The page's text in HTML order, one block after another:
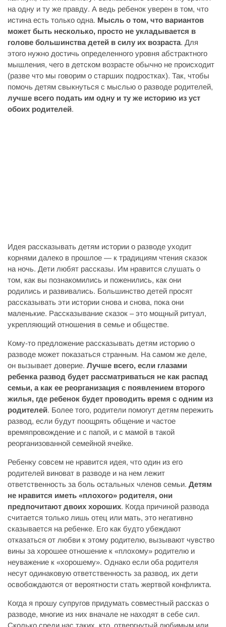
на одну и ту же правду. А ведь ребенок уверен в том, что
истина есть только одна. Мысль о том, что вариантов
может быть несколько, просто не укладывается в
голове большинства детей в силу их возраста. Для
этого нужно достичь определенного уровня абстрактного
мышления, чего в детском возрасте обычно не происходит
(разве что мы говорим о старших подростках). Так, чтобы
помочь детям свыкнуться с мыслью о разводе родителей,
лучше всего подать им одну и ту же историю из уст
обоих родителей.
Идея рассказывать детям истории о разводе уходит
корнями далеко в прошлое — к традициям чтения сказок
на ночь. Дети любят рассказы. Им нравится слушать о
том, как вы познакомились и поженились, как они
родились и развивались. Большинство детей просят
рассказывать эти истории снова и снова, пока они
маленькие. Рассказывание сказок – это мощный ритуал,
укрепляющий отношения в семье и обществе.
Кому-то предложение рассказывать детям историю о
разводе может показаться странным. На самом же деле,
он вызывает доверие. Лучше всего, если глазами
ребенка развод будет рассматриваться не как распад
семьи, а как ее реорганизация с появлением второго
жилья, где ребенок будет проводить время с одним из
родителей. Более того, родители помогут детям пережить
развод, если будут поощрять общение и частое
времяпровождение и с папой, и с мамой в такой
реорганизованной семейной ячейке.
Ребенку совсем не нравится идея, что один из его
родителей виноват в разводе и на нем лежит
ответственность за боль остальных членов семьи. Детям
не нравится иметь «плохого» родителя, они
предпочитают двоих хороших. Когда причиной развода
считается только лишь отец или мать, это негативно
сказывается на ребенке. Его как будто убеждают
отказаться от любви к этому родителю, вызывают чувство
вины за хорошее отношение к «плохому» родителю и
неуважение к «хорошему». Однако если оба родителя
несут одинаковую ответственность за развод, их дети
освобождаются от вероятности стать жертвой конфликта.
Когда я прошу супругов придумать совместный рассказ о
разводе, многие из них вначале не находят в себе сил.